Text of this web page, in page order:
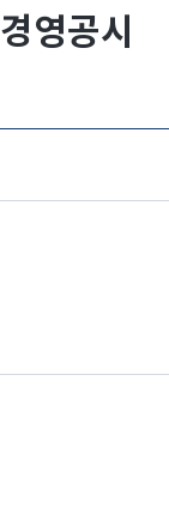
경영공시